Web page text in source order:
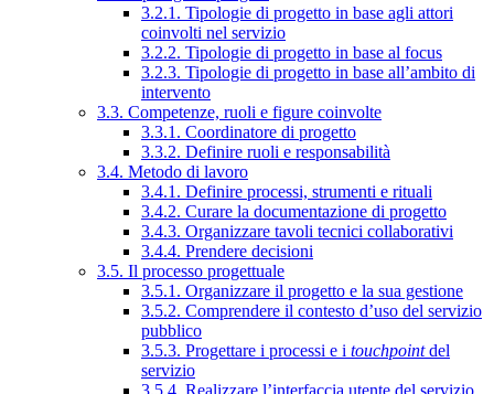
3.2.1. Tipologie di progetto in base agli attori
coinvolti nel servizio
3.2.2. Tipologie di progetto in base al focus
3.2.3. Tipologie di progetto in base all’ambito di
intervento
3.3. Competenze, ruoli e figure coinvolte
3.3.1. Coordinatore di progetto
3.3.2. Definire ruoli e responsabilità
3.4. Metodo di lavoro
3.4.1. Definire processi, strumenti e rituali
3.4.2. Curare la documentazione di progetto
3.4.3. Organizzare tavoli tecnici collaborativi
3.4.4. Prendere decisioni
3.5. Il processo progettuale
3.5.1. Organizzare il progetto e la sua gestione
3.5.2. Comprendere il contesto d’uso del servizio
pubblico
3.5.3. Progettare i processi e i touchpointdel
servizio
3.5.4. Realizzare l’interfaccia utente del servizio